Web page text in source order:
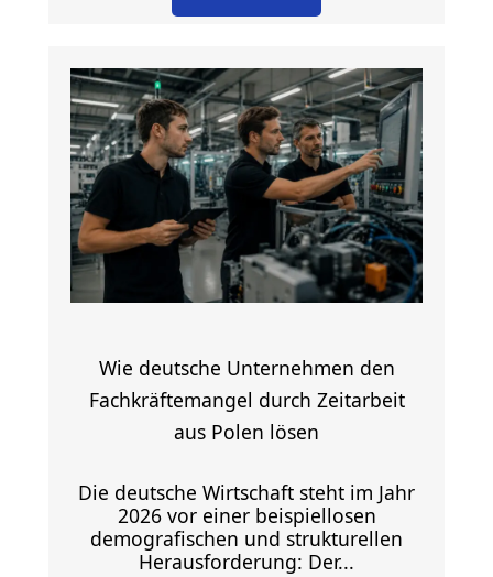
Wie deutsche Unternehmen den
Fachkräftemangel durch Zeitarbeit
aus Polen lösen
Die deutsche Wirtschaft steht im Jahr
2026 vor einer beispiellosen
demografischen und strukturellen
Herausforderung: Der...